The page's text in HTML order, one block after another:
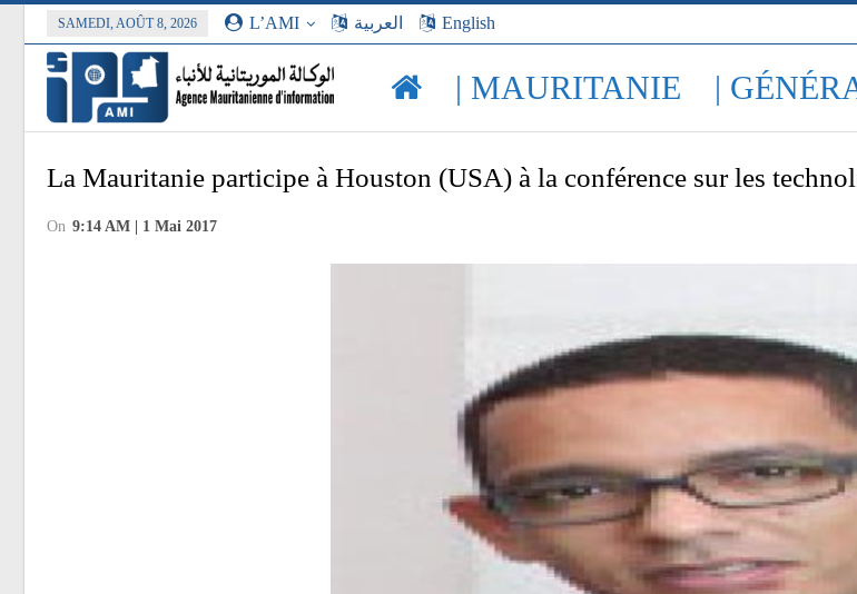
SAMEDI, AOÛT 8, 2026 L’AMI العربية English
| MAURITANIE |
La Mauritanie participe à Houston (USA) à la conférence sur les
On 9:14 AM | 1 Mai 2017